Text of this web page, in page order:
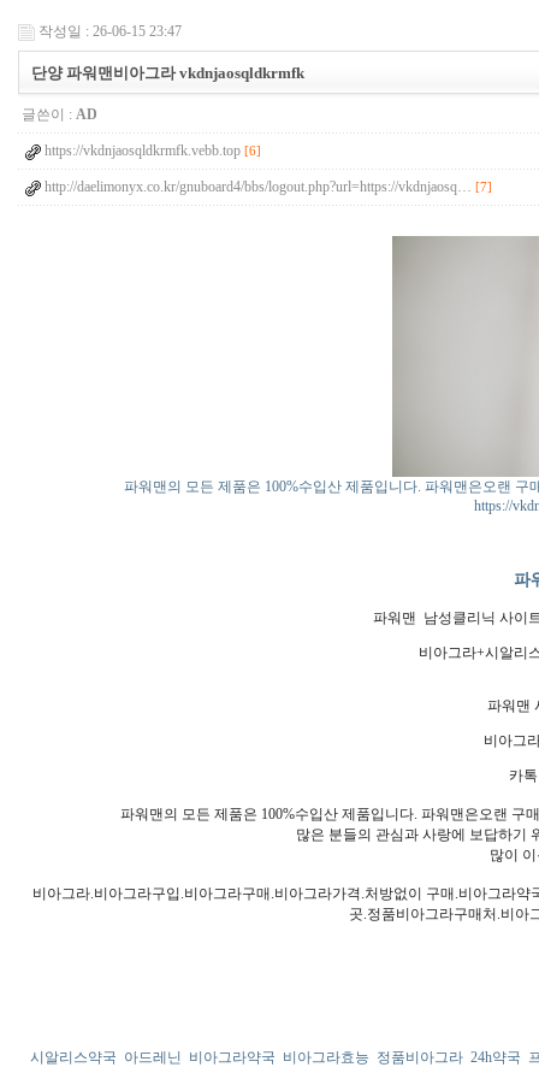
작성일 : 26-06-15 23:47
단양 파워맨비아그라 vkdnjaosqldkrmfk
글쓴이 : AD
https://vkdnjaosqldkrmfk.vebb.top [6]
http://daelimonyx.co.kr/gnuboard4/bbs/logout.php?url=https://vkdnjaosq… [7]
파워맨의 모든 제품은 100%수입산 제품입니다. 파워맨은오랜
https://
파
파워맨 남성클리닉 사이
비아그라+시알리
파워맨
비아그
카
파워맨의 모든 제품은 100%수입산 제품입니다. 파워맨은오랜
많은 분들의 관심과 사랑에 보답하기
많이
비아그라.비아그라구입.비아그라구매.비아그라가격.처방없이 구매.비아그라
곳.정품비아그라구매처.비아
시알리스약국 아드레닌 비아그라약국 비아그라효능 정품비아그라 24h약국